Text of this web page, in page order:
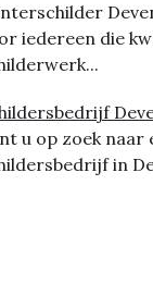
iedereen die
u op zoek naar
in